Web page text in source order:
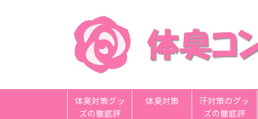
体臭対策グッ
ズの徹底評
体臭対策
汗対策のグッ
ズの徹底評